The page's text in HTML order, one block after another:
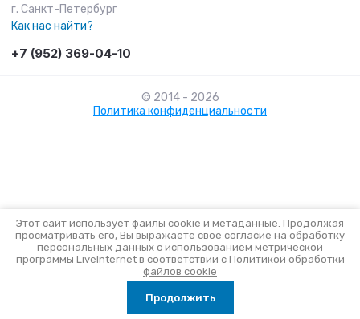
г. Санкт-Петербург
Как нас найти?
+7 (952) 369-04-10
© 2014 - 2026
Политика конфиденциальности
Megagroup.ru
Корзина
Этот сайт использует файлы cookie и метаданные. Продолжая
просматривать его, Вы выражаете свое согласие на обработку
персональных данных с использованием метрической
программы LiveInternet в соответствии с Политикой обработки
файлов cookie
Продолжить